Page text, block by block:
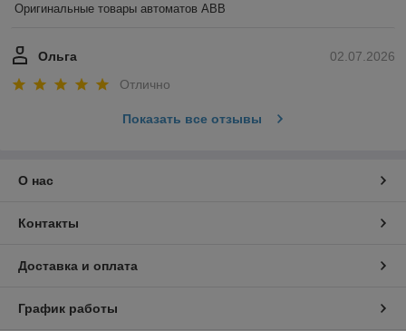
Оригинальные товары автоматов ABB
02.07.2026
Ольга
Отлично
Показать все отзывы
О нас
Контакты
Доставка и оплата
График работы